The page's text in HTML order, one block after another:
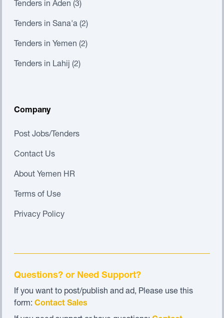
Tenders in Aden (3)
Tenders in Sana'a (2)
Tenders in Yemen (2)
Tenders in Lahij (2)
Company
Post Jobs/Tenders
Contact Us
About Yemen HR
Terms of Use
Privacy Policy
Questions? or Need Support?
If you want to post/publish and ad, Please use this
form: Contact Sales